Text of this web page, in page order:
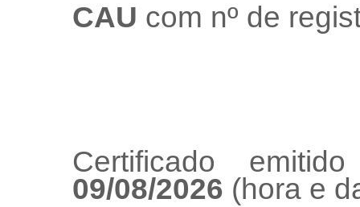
CAU com nº de
Certificado
09/08/2026 (hora e